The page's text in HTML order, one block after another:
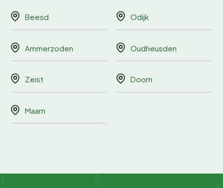
Beesd Odijk
Ammerzoden Oudheusden
Zeist Doorn
Maarn